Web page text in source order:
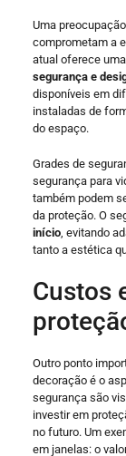
Uma
comprometam a
atual oferece
segurança e
disponíveis em
instaladas de
do espaço.
Grades de
segurança para
também podem
da proteção. O
início, evitando
tanto a estética
Custos
Outro ponto
decoração é o
segurança são
investir em
no futuro. Um
em janelas: o